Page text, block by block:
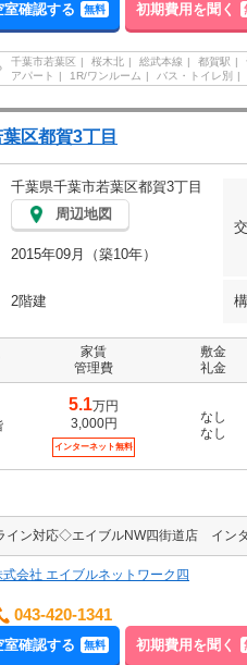
室確認する 無料 初期費用を聞く
千葉市若葉区 桜木北 総武本線 都賀駅
アパート
1R/ワンルーム バス・トイレ別
区都賀3丁目
千葉県千葉市若葉区都賀3丁目
周辺地図
2015年09月（築10年）
2階建
家賃
管理費
敷金
礼金
5.1万円
3,000円
インターネット無料
なし
なし
会社 エイブルネットワーク四
043-420-1341
室確認する 無料 初期費用を聞く